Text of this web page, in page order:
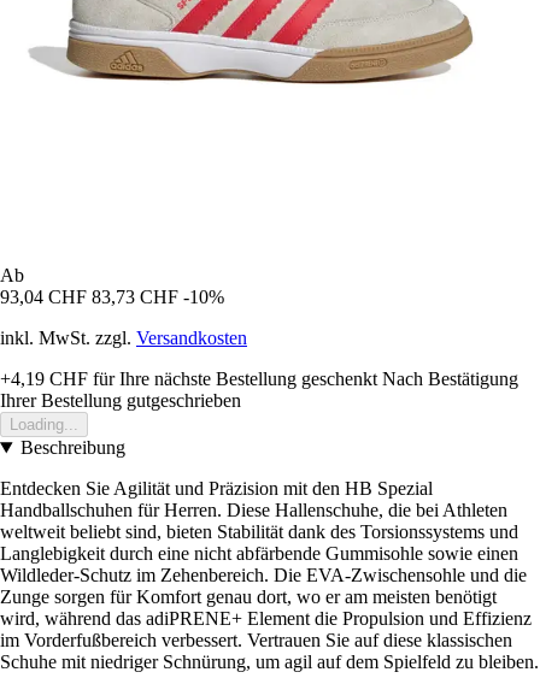
Ab
93,04 CHF 83,73 CHF -10%
inkl. MwSt. zzgl. Versandkosten
+4,19 CHF für Ihre nächste Bestellung geschenkt Nach Bestätigung
Ihrer Bestellung gutgeschrieben
Loading...
Beschreibung
Entdecken Sie Agilität und Präzision mit den HB Spezial
Handballschuhen für Herren. Diese Hallenschuhe, die bei Athleten
weltweit beliebt sind, bieten Stabilität dank des Torsionssystems und
Langlebigkeit durch eine nicht abfärbende Gummisohle sowie einen
Wildleder-Schutz im Zehenbereich. Die EVA-Zwischensohle und die
Zunge sorgen für Komfort genau dort, wo er am meisten benötigt
wird, während das adiPRENE+ Element die Propulsion und Effizienz
im Vorderfußbereich verbessert. Vertrauen Sie auf diese klassischen
Schuhe mit niedriger Schnürung, um agil auf dem Spielfeld zu bleiben.